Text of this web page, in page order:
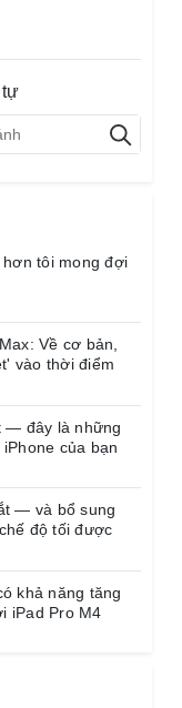
570
(Cập
tự
tôi mong đợi
Về cơ bản,
vào thời điểm
— đây là những
của bạn
— và bổ sung
độ tối được
khả năng tăng
iPad Pro M4